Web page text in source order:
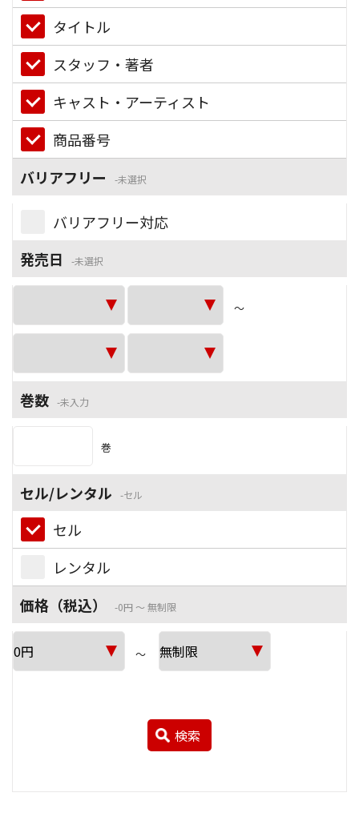
タイトル
スタッフ・著者
キャスト・アーティスト
商品番号
バリアフリー
未選択
バリアフリー対応
発売日
未選択
～
巻数 未入力
巻
セル/レンタル セル
セル
レンタル
価格（税込）
0円 ～ 無制限
～
検索